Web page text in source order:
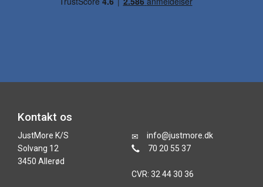
Kontakt os
JustMore K/S
Solvang 12
3450 Allerød
info@justmore.dk
70 20 55 37
CVR: 32 44 30 36